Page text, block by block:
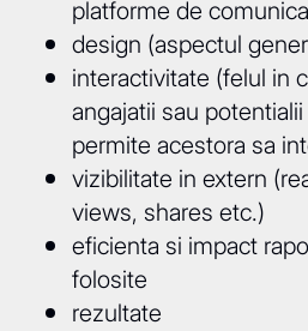
platforme de
design (aspectul
interactivitate (felul in
angajatii sau
permite acestora sa
vizibilitate in extern
views, shares etc.)
eficienta si impact
folosite
rezultate